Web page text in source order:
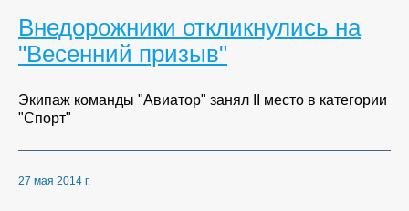
Внедорожники откликнулись на
"Весенний призыв"
Экипаж команды "Авиатор" занял II место в категории
"Спорт"
27 мая 2014 г.